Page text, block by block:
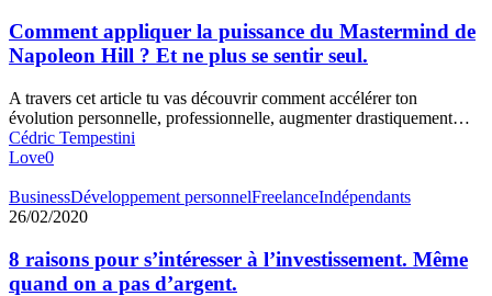
Comment appliquer la puissance du Mastermind de
Napoleon Hill ? Et ne plus se sentir seul.
A travers cet article tu vas découvrir comment accélérer ton
évolution personnelle, professionnelle, augmenter drastiquement…
Cédric Tempestini
Love0
BusinessDéveloppement personnelFreelanceIndépendants
26/02/2020
8 raisons pour s’intéresser à l’investissement. Même
quand on a pas d’argent.